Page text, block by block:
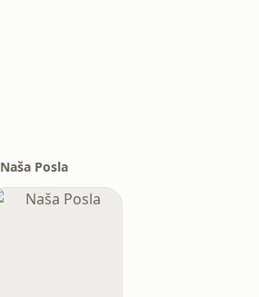
Naša Posla